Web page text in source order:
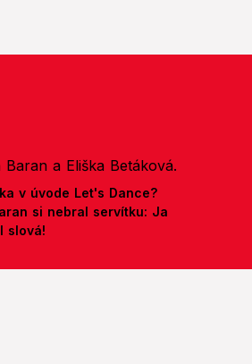
v úvode Let's Dance?
si nebral servítku: Ja
slová!